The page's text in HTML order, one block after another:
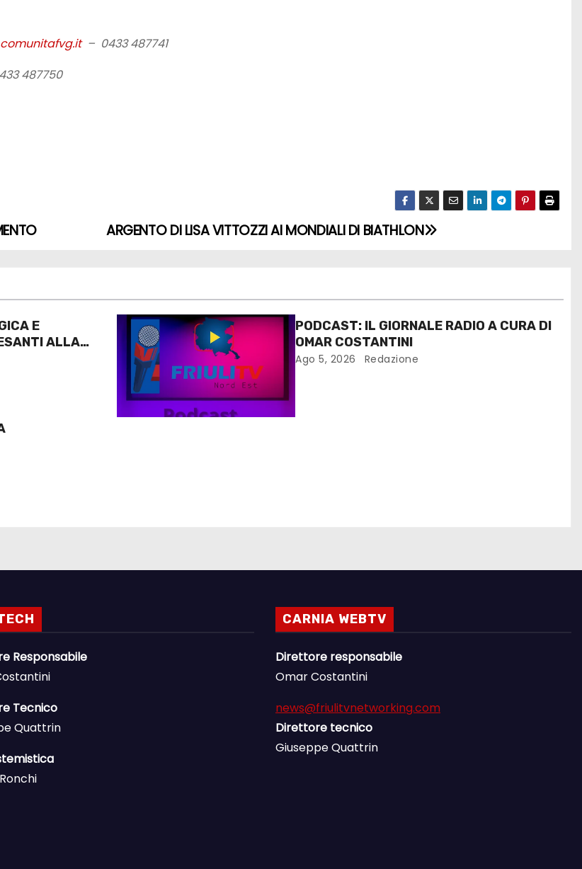
– 0433 487741
487750
ARGENTO DI LISA VITTOZZI AI MONDIALI DI BIATHLON
E
ALLA
PODCAST: IL GIORNALE RADIO A CURA DI
OMAR COSTANTINI
Ago 5, 2026 Redazione
Responsabile
Tecnico
Quattrin
CARNIA WEBTV
Direttore responsabile
Omar Costantini
news@friulitvnetworking.com
Direttore tecnico
Giuseppe Quattrin